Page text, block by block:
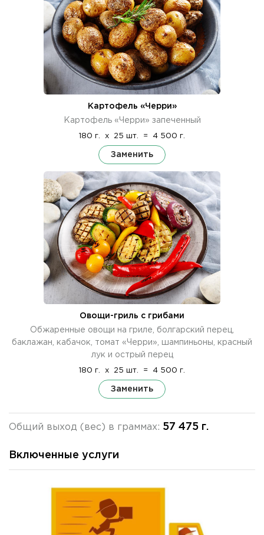
Картофель «Черри»
Картофель «Черри» запеченный
180 г. x 25 шт. = 4 500 г.
Заменить
Овощи-гриль с грибами
Обжаренные овощи на гриле, болгарский перец,
баклажан, кабачок, томат «Черри», шампиньоны, красный
лук и острый перец
180 г. x 25 шт. = 4 500 г.
Заменить
Общий выход (вес) в граммах: 57 475 г.
Включенные услуги